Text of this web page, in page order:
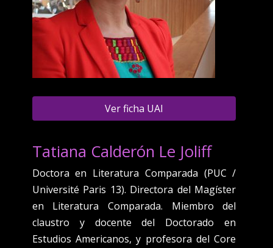
Ver ficha UAI
Tatiana Calderón Le Joliff
Doctora en Literatura Comparada (PUC /
Université Paris 13). Directora del Magíster
en Literatura Comparada. Miembro del
claustro y docente del Doctorado en
Estudios Americanos, y profesora del Core